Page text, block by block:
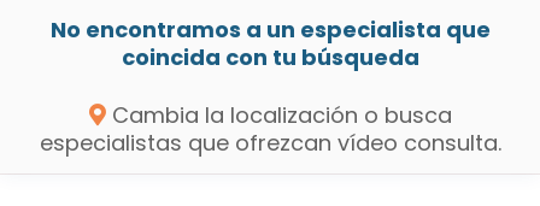
No encontramos a un especialista que
coincida con tu búsqueda
Cambia la localización o busca
especialistas que ofrezcan vídeo consulta.